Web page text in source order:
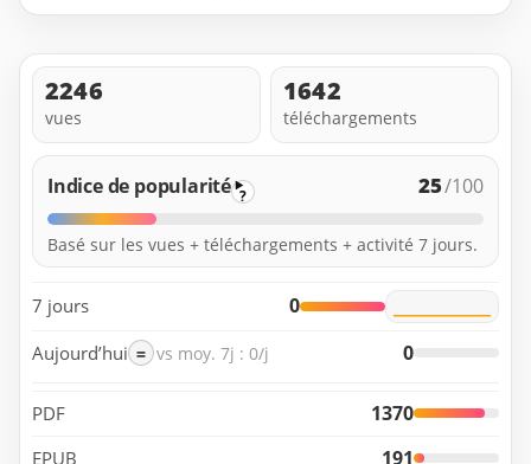
2246
vues
1642
téléchargements
Indice de popularité ? 25/100
Basé sur les vues + téléchargements + activité 7 jours.
7 jours 0
Aujourd’hui = vs moy. 7j : 0/j 0
PDF 1370
EPUB 191